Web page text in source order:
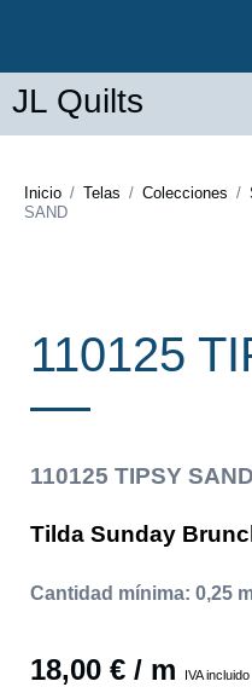
JL Quilts
Inicio / Telas / Colecciones /
SAND
110125
110125 TIPSY SAND
Tilda Sunday
Cantidad mínima: 0,25
18,00 € / m IVA incluido